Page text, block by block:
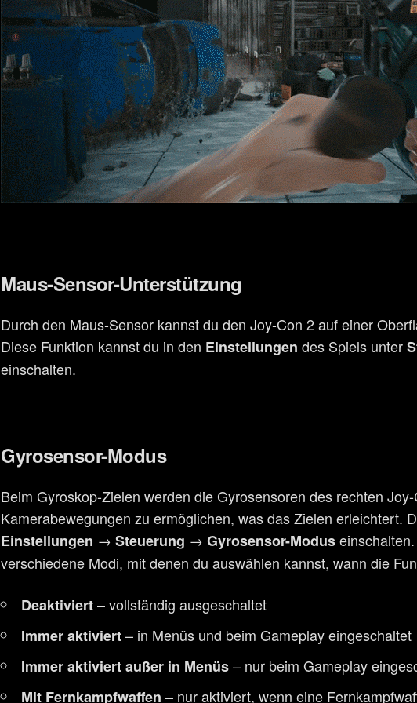
Maus-Sensor-Unterstützung
Durch den Maus-Sensor kannst du den Joy-Con 2 auf einer
Diese Funktion kannst du in den Einstellungendes Spiels unter
einschalten.
Gyrosensor-Modus
Beim Gyroskop-Zielen werden die Gyrosensoren des rechten
Kamerabewegungen zu ermöglichen, was das Zielen erleichtert.
Einstellungen →Steuerung →Gyrosensor-Modus
verschiedene Modi, mit denen du auswählen kannst, wann die
Deaktiviert– vollständig ausgeschaltet
Immer aktiviert– in Menüs und beim Gameplay eingeschaltet
Immer aktiviert außer in Menüs– nur beim Gameplay
Mit Fernkampfwaffen – nur aktiviert, wenn eine